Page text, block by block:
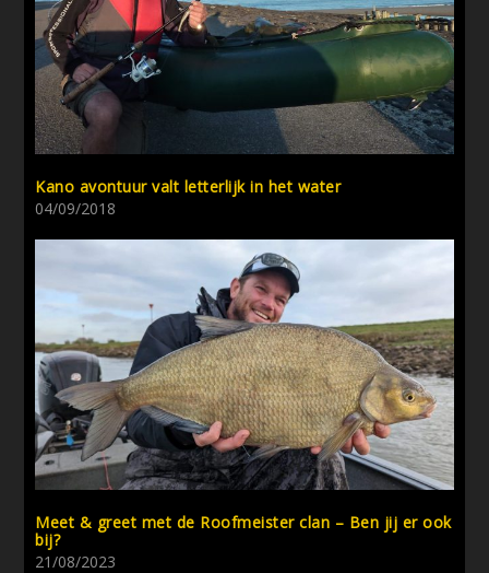
Kano avontuur valt letterlijk in het water
04/09/2018
Meet & greet met de Roofmeister clan – Ben jij er ook
bij?
21/08/2023